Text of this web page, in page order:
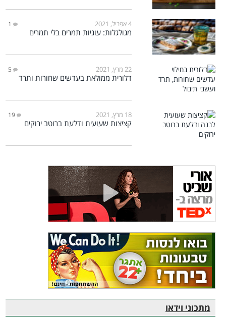
4 אפריל, 2021 1
מגולגלות: עוגיות תמרים בלי תמרים
22 מרץ, 2021 5
דלורית ממולאת בעדשים שחורות ותרד
18 מרץ, 2021 19
קציצות שעועית ודלעת ברוטב ירוקים
מתכוני וידאו